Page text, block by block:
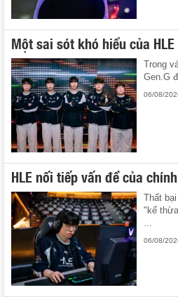
Một sai sót khó hiểu của
Trong
Gen.G
06/08/
HLE nối tiếp vấn đề của
Thất
"kế
06/08/